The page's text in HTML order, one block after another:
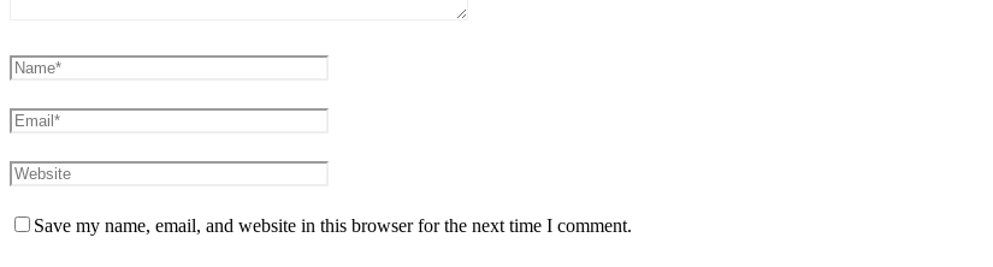
Save my name, email, and website in this browser for the next time I comment.